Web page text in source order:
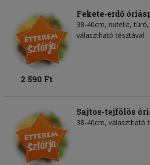
Fekete-erdő
38-40cm, nutella,
választható tésztával
2 590 Ft
Sajtos-tejfölös
38-40cm, választható